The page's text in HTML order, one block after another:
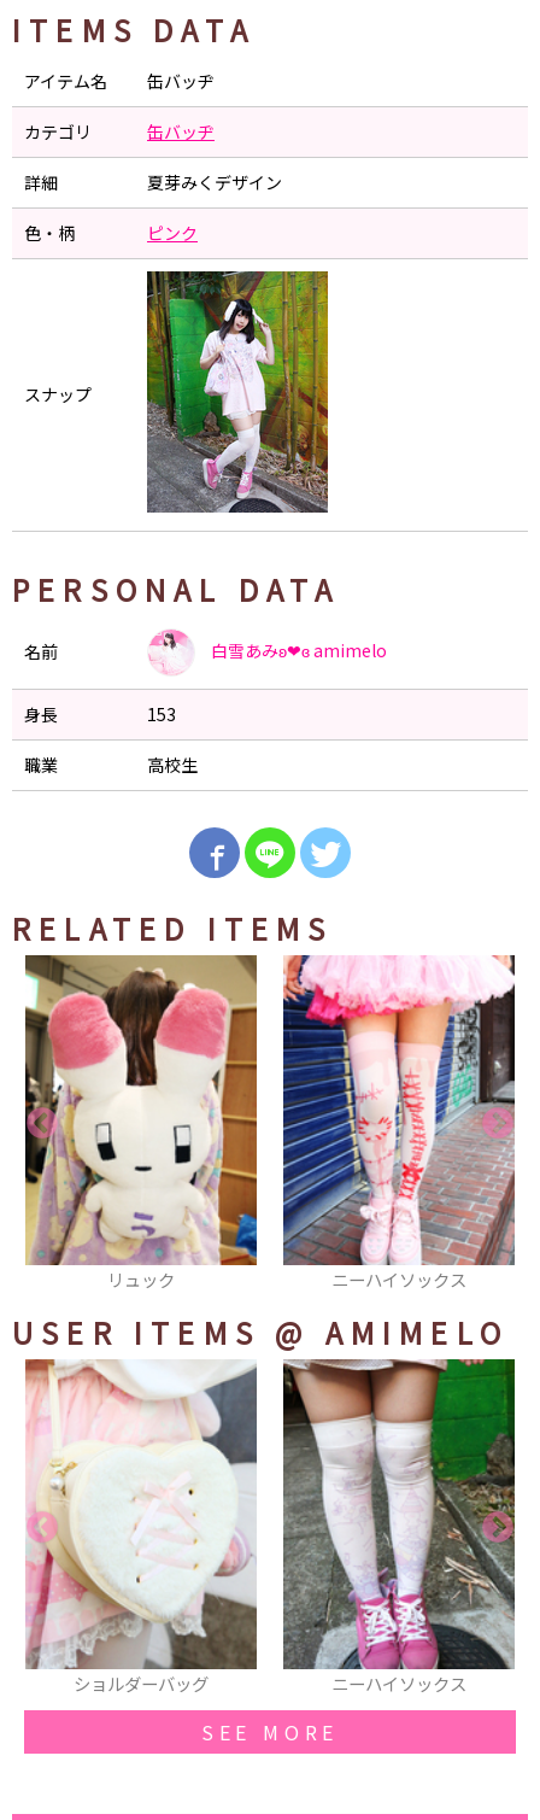
ITEMS DATA
アイテム名 缶バッヂ
カテゴリ 缶バッヂ
詳細 夏芽みくデザイン
色・柄 ピンク
スナップ
PERSONAL DATA
名前 白雪あみʚ❤︎ɞamimelo
身長 153
職業 高校生
RELATED ITEMS
ニーハイソックス マフラー
USER ITEMS @ AMIMELO
ニーハイソックス 缶バッヂ
SEE MORE